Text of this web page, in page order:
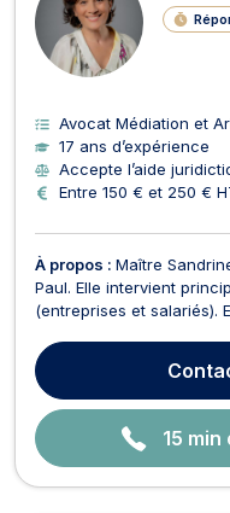
N
E
Avocat Médiation et
17 ans d’expérience
Accepte l’aide
Entre 150 € et 250 €
À propos : Maître
Paul. Elle intervient
(entreprises et salariés).
problématiques
Ses autres domaines de
15